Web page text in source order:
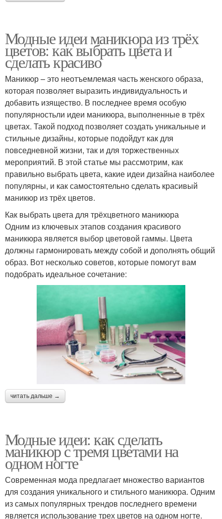
Модные идеи маникюра из трёх
цветов: как выбрать цвета и
сделать красиво
Маникюр – это неотъемлемая часть женского образа,
которая позволяет выразить индивидуальность и
добавить изящество. В последнее время особую
популярностьли идеи маникюра, выполненные в трёх
цветах. Такой подход позволяет создать уникальные и
стильные дизайны, которые подойдут как для
повседневной жизни, так и для торжественных
мероприятий. В этой статье мы рассмотрим, как
правильно выбрать цвета, какие идеи дизайна наиболее
популярны, и как самостоятельно сделать красивый
маникюр из трёх цветов.
Как выбрать цвета для трёхцветного маникюра
Одним из ключевых этапов создания красивого
маникюра является выбор цветовой гаммы. Цвета
должны гармонировать между собой и дополнять общий
образ. Вот несколько советов, которые помогут вам
подобрать идеальное сочетание:
читать дальше →
Модные идеи: как сделать
маникюр с тремя цветами на
одном ногте
Современная мода предлагает множество вариантов
для создания уникального и стильного маникюра. Одним
из самых популярных трендов последнего времени
является использование трех цветов на одном ногте.